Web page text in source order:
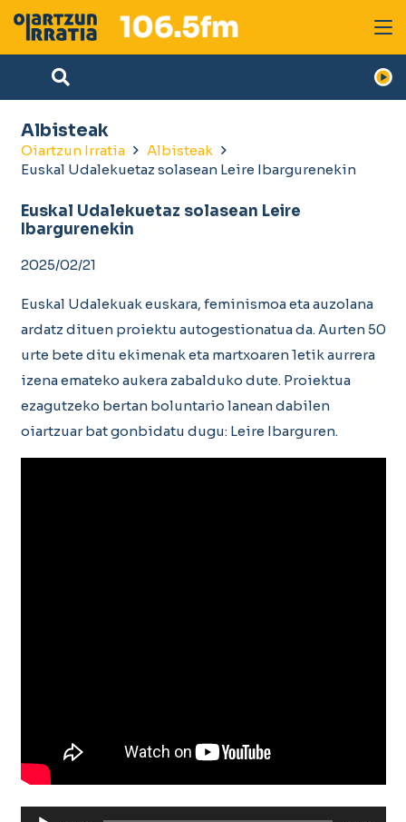
Albisteak
Oiartzun Irratia
Albisteak
Euskal Udalekuetaz solasean Leire Ibargurenekin
Euskal Udalekuetaz solasean Leire
Ibargurenekin
2025/02/21
Euskal Udalekuak euskara, feminismoa eta auzolana
ardatz dituen proiektu autogestionatua da. Aurten 50
urte bete ditu ekimenak eta martxoaren 1etik aurrera
izena emateko aukera zabalduko dute. Proiektua
ezagutzeko bertan boluntario lanean dabilen
oiartzuar bat gonbidatu dugu: Leire Ibarguren.
Soinu